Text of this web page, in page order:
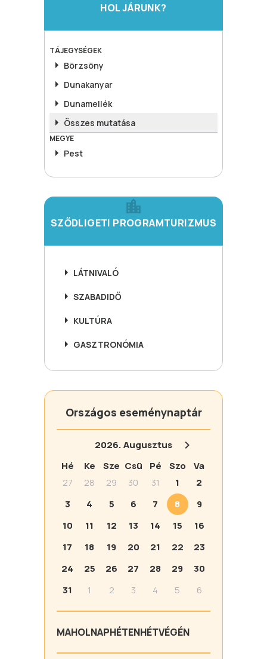
HOL JÁRUNK?
TÁJEGYSÉGEK
Börzsöny
Dunakanyar
Dunamellék
Összes mutatása
MEGYE
Pest
SZŐDLIGETI PROGRAMTURIZMUS
LÁTNIVALÓ
SZABADIDŐ
KULTÚRA
GASZTRONÓMIA
Országos eseménynaptár
2026.Augusztus
Hé
Ke Sze Csü Pé Szo
Va
27
28 29 30 31 1
2
3
4 5 6 7 8
9
10
11 12 13 14 15
16
17
18 19 20 21 22
23
24
25 26 27 28 29
30
31
1 2 3 4 5 6
MAHOLNAPHÉTENHÉTVÉGÉN